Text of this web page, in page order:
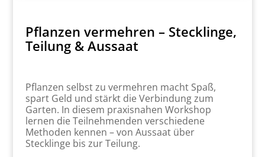
Pflanzen vermehren – Stecklinge,
Teilung & Aussaat
Pflanzen selbst zu vermehren macht Spaß,
spart Geld und stärkt die Verbindung zum
Garten. In diesem praxisnahen Workshop
lernen die Teilnehmenden verschiedene
Methoden kennen – von Aussaat über
Stecklinge bis zur Teilung.